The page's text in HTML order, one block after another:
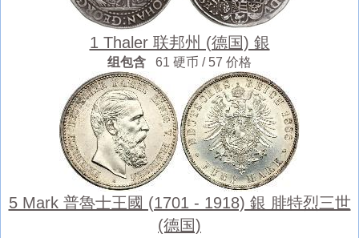
1 Thaler 联邦州 (德国) 銀
组包含 61 硬币 / 57 价格
5 Mark 普魯士王國 (1701 - 1918) 銀 腓特烈三世
(德国)